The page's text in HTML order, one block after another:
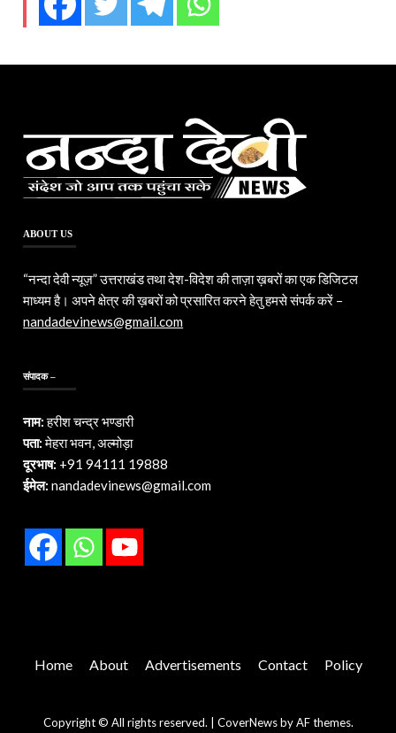
ABOUT US
“नन्दा देवी न्यूज़” उत्तराखंड तथा देश-विदेश की ताज़ा ख़बरों का एक डिजिटल
माध्यम है। अपने क्षेत्र की ख़बरों को प्रसारित करने हेतु हमसे संपर्क करें –
nandadevinews@gmail.com
संपादक –
नाम:हरीश चन्द्र भण्डारी
पता:मेहरा भवन, अल्मोड़ा
दूरभाष: +91 94111 19888
ईमेल:nandadevinews@gmail.com
Home About Advertisements Contact Policy
Copyright © All rights reserved. CoverNewsby AF themes.